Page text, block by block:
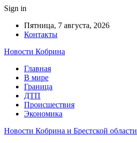
Sign in
Пятница, 7 августа, 2026
Контакты
Новости Кобрина
Главная
В мире
Граница
ДТП
Происшествия
Экономика
Новости Кобрина и Брестской области